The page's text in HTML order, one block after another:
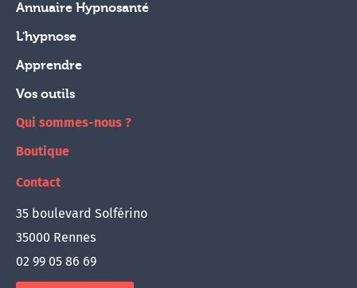
Annuaire Hypnosanté
L'hypnose
Apprendre
Vos outils
Qui sommes-nous ?
Boutique
Contact
35 boulevard Solférino
35000 Rennes
02 99 05 86 69